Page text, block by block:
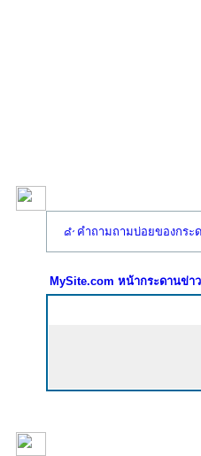
คำถามถามบ่อยของกระ
MySite.com หน้ากระดานข่า